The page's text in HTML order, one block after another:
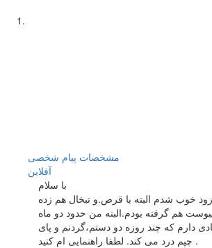
مشخصات پیام شخصی
آفلاين
با سلام
خوب شدم البته با قرص.و تبخال هم زده
هم گرفته بودم.البته من حدود دو ماه
دارم که چند روزه دو دستم،گردنم و پای
چپم درد می کند. لطفا راهنمایی ام کنید .